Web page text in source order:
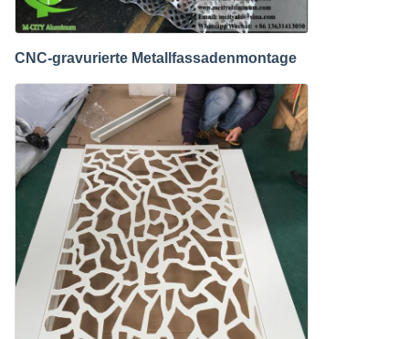
CNC-gravurierte Metallfassadenmontage